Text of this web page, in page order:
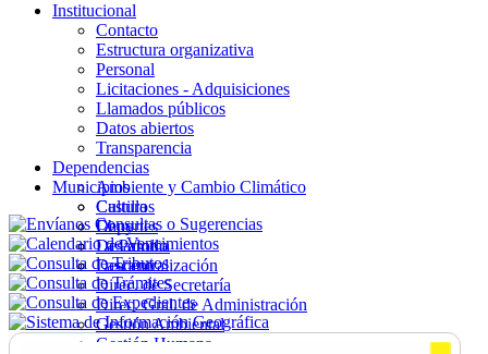
Institucional
Contacto
Estructura organizativa
Personal
Licitaciones - Adquisiciones
Llamados públicos
Datos abiertos
Transparencia
Dependencias
Ambiente y Cambio Climático
Cultura
Deportes
Desarrollo
Descentralización
Direc. de Secretaría
Direc. Gral. de Administración
Gestión Ambiental
Gestión Humana
Municipios
Castillos
Chuy
La Paloma
Lascano